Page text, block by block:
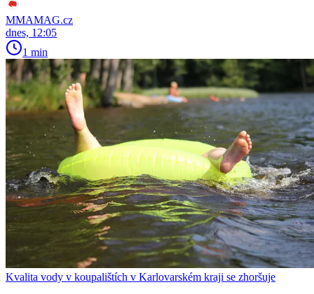
MMAMAG.cz
dnes, 12:05
1 min
Kvalita vody v koupalištích v Karlovarském kraji se zhoršuje